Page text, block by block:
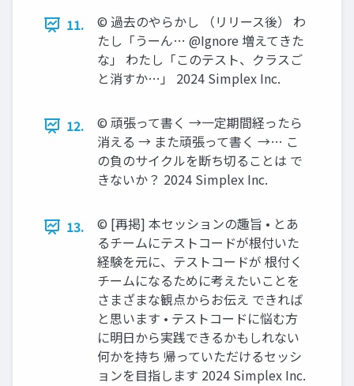
11.
©︎ 過去のやらかし （リリース後） わ
たし「うーん… @Ignore 増えてきた
な」 わたし「このテスト、クラスご
と消すか…」 2024 Simplex Inc.
12.
©︎ 頑張って書く →一定期間経ったら
消える → また頑張って書く →… こ
の負のサイクルを断ち切ることは で
きないか？ 2024 Simplex Inc.
13.
©︎ [再掲] 本セッションの趣旨 • とあ
るチームにテストコードが根付いた
経験を元に、テストコードが 根付く
チームになるために考えたいことを
さまざまな観点からお伝え できれば
と思います • テストコードに悩む方
に明日から実践できるかもしれない
何かを持ち 帰っていただけるセッシ
ョンを目指します 2024 Simplex Inc.